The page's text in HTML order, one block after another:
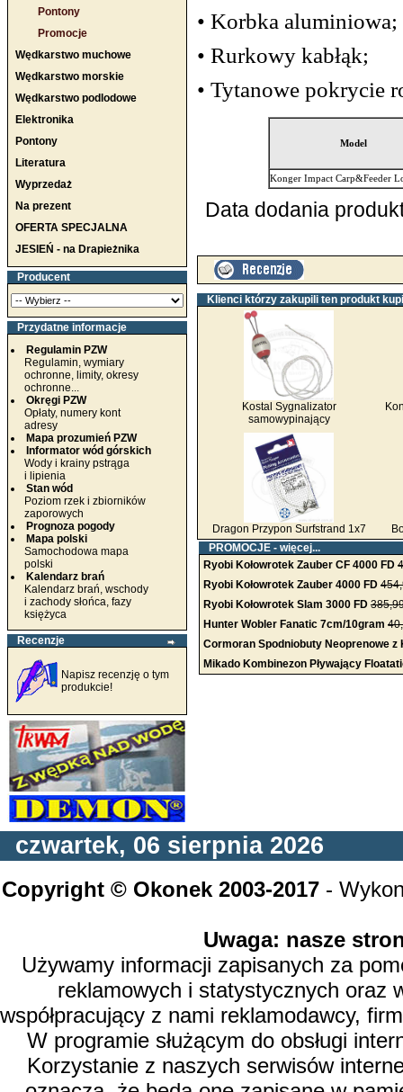
Pontony
Promocje
Wędkarstwo muchowe
Wędkarstwo morskie
Wędkarstwo podlodowe
Elektronika
Pontony
Literatura
Wyprzedaż
Na prezent
OFERTA SPECJALNA
JESIEŃ - na Drapieżnika
Producent
Przydatne informacje
Regulamin PZW
Regulamin, wymiary
ochronne, limity, okresy
ochronne...
Okręgi PZW
Opłaty, numery kont
adresy
Mapa prozumień PZW
Informator wód górskich
Wody i krainy pstrąga
i lipienia
Stan wód
Poziom rzek i zbiorników
zaporowych
Prognoza pogody
Mapa polski
Samochodowa mapa
polski
Kalendarz brań
Kalendarz brań, wschody
i zachody słońca, fazy
księżyca
Recenzje
Napisz recenzję o tym
produkcie!
• Korbka aluminiowa;
• Rurkowy kabłąk;
• Tytanowe pokrycie
Model
Konger Impact Carp&Feeder
Data dodania
Klienci którzy zakupili ten produkt
Kostal Sygnalizator
samowypinający
Dragon Przypon Surfstrand 1x7
PROMOCJE - więcej...
Ryobi Kołowrotek Zauber CF 4000 FD
Ryobi Kołowrotek Zauber 4000 FD
Ryobi Kołowrotek Slam 3000 FD
Hunter Wobler Fanatic 7cm/10gram
Cormoran Spodniobuty Neoprenowe
Mikado Kombinezon Pływający
czwartek, 06 sierpnia 2026
Copyright © Okonek 2003-2017-
Uwaga: nasze
Używamy informacji zapisanych za
reklamowych i statystycznych oraz
współpracujący z nami reklamodawcy,
W programie służącym do obsługi
Korzystanie z naszych serwisów